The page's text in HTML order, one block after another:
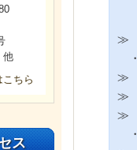
≫
・
≫
≫
≫
・
他
ちら
ス